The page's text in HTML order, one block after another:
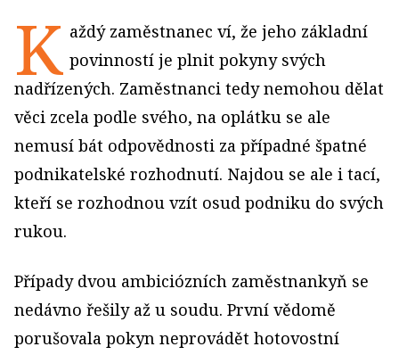
K aždý zaměstnanec ví, že jeho základní
povinností je plnit pokyny svých
nadřízených. Zaměstnanci tedy nemohou dělat
věci zcela podle svého, na oplátku se ale
nemusí bát odpovědnosti za případné špatné
podnikatelské rozhodnutí. Najdou se ale i tací,
kteří se rozhodnou vzít osud podniku do svých
rukou.
Případy dvou ambiciózních zaměstnankyň se
nedávno řešily až u soudu. První vědomě
porušovala pokyn neprovádět hotovostní